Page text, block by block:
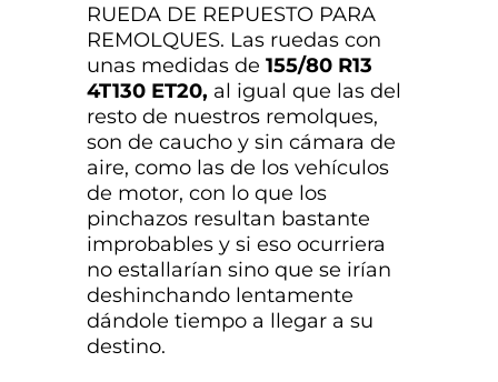
RUEDA DE REPUESTO PARA
REMOLQUES. Las ruedas con
unas medidas de 155/80 R13
4T130 ET20, al igual que las del
resto de nuestros remolques,
son de caucho y sin cámara de
aire, como las de los vehículos
de motor, con lo que los
pinchazos resultan bastante
improbables y si eso ocurriera
no estallarían sino que se irían
deshinchando lentamente
dándole tiempo a llegar a su
destino.